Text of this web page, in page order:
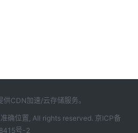
供CDN加速/云存储服务。
确位置, All rights reserved. 京ICP备
号-2